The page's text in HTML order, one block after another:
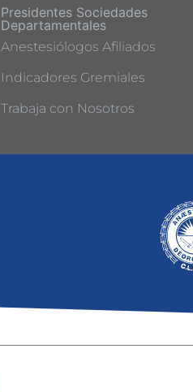
Presidentes Sociedades
Departamentales
Anestesiólogos Afiliados
Indicadores Gremiales
Trabaja con Nosotros